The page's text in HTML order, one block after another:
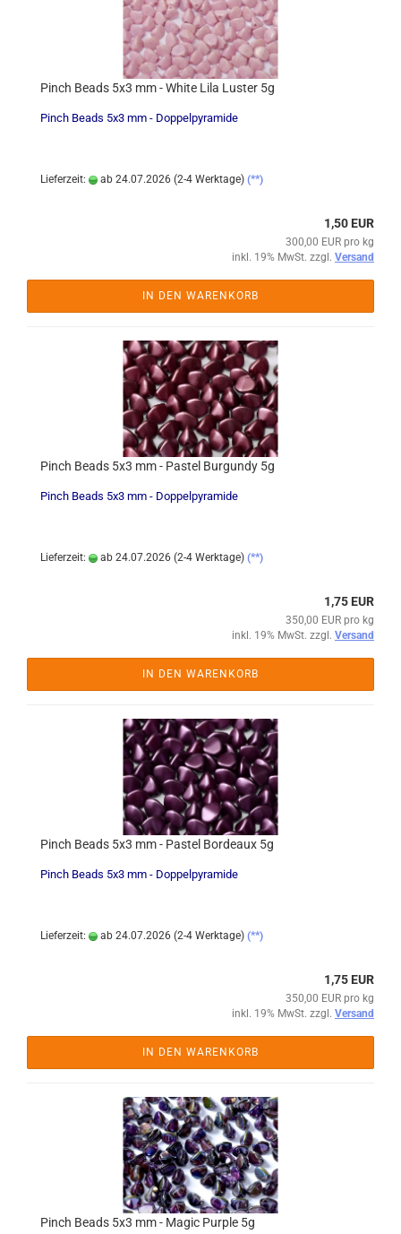
Pinch Beads 5x3 mm - White Lila Luster 5g
Pinch Beads 5x3 mm - Doppelpyramide
Lieferzeit: ab 24.07.2026 (2-4 Werktage) (**)
1,50 EUR
300,00 EUR pro kg
inkl. 19% MwSt. zzgl. Versand
IN DEN WARENKORB
Pinch Beads 5x3 mm - Pastel Burgundy 5g
Pinch Beads 5x3 mm - Doppelpyramide
Lieferzeit: ab 24.07.2026 (2-4 Werktage) (**)
1,75 EUR
350,00 EUR pro kg
inkl. 19% MwSt. zzgl. Versand
IN DEN WARENKORB
Pinch Beads 5x3 mm - Pastel Bordeaux 5g
Pinch Beads 5x3 mm - Doppelpyramide
Lieferzeit: ab 24.07.2026 (2-4 Werktage) (**)
1,75 EUR
350,00 EUR pro kg
inkl. 19% MwSt. zzgl. Versand
IN DEN WARENKORB
Pinch Beads 5x3 mm - Magic Purple 5g